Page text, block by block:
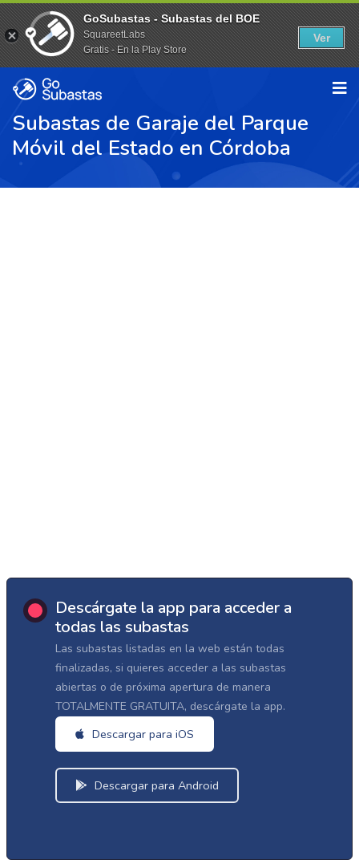
Subastas de Garaje del Parque
Móvil del Estado en Córdoba
Descárgate la app para acceder a
todas las subastas
Las subastas listadas en la web están todas
finalizadas, si quieres acceder a las subastas
abiertas o de próxima apertura de manera
TOTALMENTE GRATUITA, descárgate la app.
Descargar para iOS
Descargar para Android
GoSubastas - Subastas del BOE
SquareetLabs
Gratis - En la Play Store
Ver